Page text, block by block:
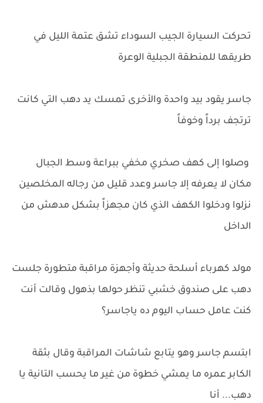
تحركت السيارة الجيب السوداء تشق عتمة الليل في
طريقها للمنطقة الجبلية الوعرة
جاسر يقود بيد واحدة والأخرى تمسك يد دهب التي كانت
ترتجف برداً وخوفاً
وصلوا إلى كهف صخري مخفي ببراعة وسط الجبال
مكان لا يعرفه إلا جاسر وعدد قليل من رجاله المخلصين
نزلوا ودخلوا الكهف الذي كان مجهزاً بشكل مدهش من
الداخل
مولد كهرباء أسلحة حديثة وأجهزة مراقبة متطورة جلست
دهب على صندوق خشبي تنظر حولها بذهول وقالت أنت
كنت عامل حساب اليوم ده ياجاسر؟
ابتسم جاسر وهو يتابع شاشات المراقبة وقال بثقة
الكابر عمره ما يمشي خطوة من غير ما يحسب التانية يا
دهب... أنا